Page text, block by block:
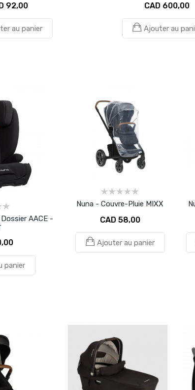
92,00
au panier
CAD 600,00
Ajouter au
AACE -
panier
Nuna - Couvre-Pluie MIXX
CAD 58,00
Ajouter au panier